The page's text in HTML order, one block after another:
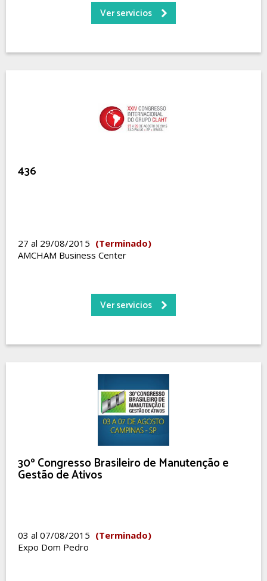
Ver servicios
436
27 al 29/08/2015 (Terminado)
AMCHAM Business Center
Ver servicios
30º Congresso Brasileiro de Manutenção e
Gestão de Ativos
03 al 07/08/2015 (Terminado)
Expo Dom Pedro